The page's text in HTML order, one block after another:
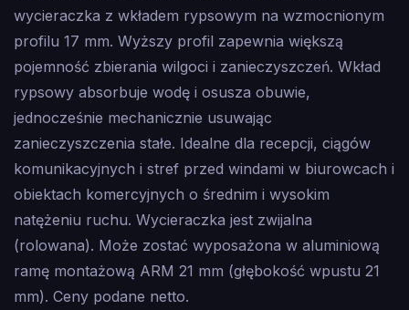
wycieraczka z wkładem rypsowym na wzmocnionym
profilu 17 mm. Wyższy profil zapewnia większą
pojemność zbierania wilgoci i zanieczyszczeń. Wkład
rypsowy absorbuje wodę i osusza obuwie,
jednocześnie mechanicznie usuwając
zanieczyszczenia stałe. Idealne dla recepcji, ciągów
komunikacyjnych i stref przed windami w biurowcach i
obiektach komercyjnych o średnim i wysokim
natężeniu ruchu. Wycieraczka jest zwijalna
(rolowana). Może zostać wyposażona w aluminiową
ramę montażową ARM 21 mm (głębokość wpustu 21
mm). Ceny podane netto.